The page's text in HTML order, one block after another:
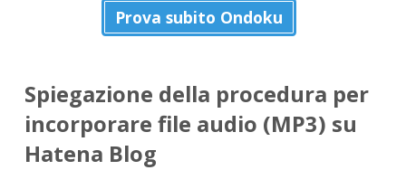
Prova subito Ondoku
Spiegazione della procedura per
incorporare file audio (MP3) su
Hatena Blog